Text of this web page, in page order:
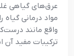
عرق‌های گیاهی
مواد درمانی گیاه
واقع مانند
ترکیبات مفید آن